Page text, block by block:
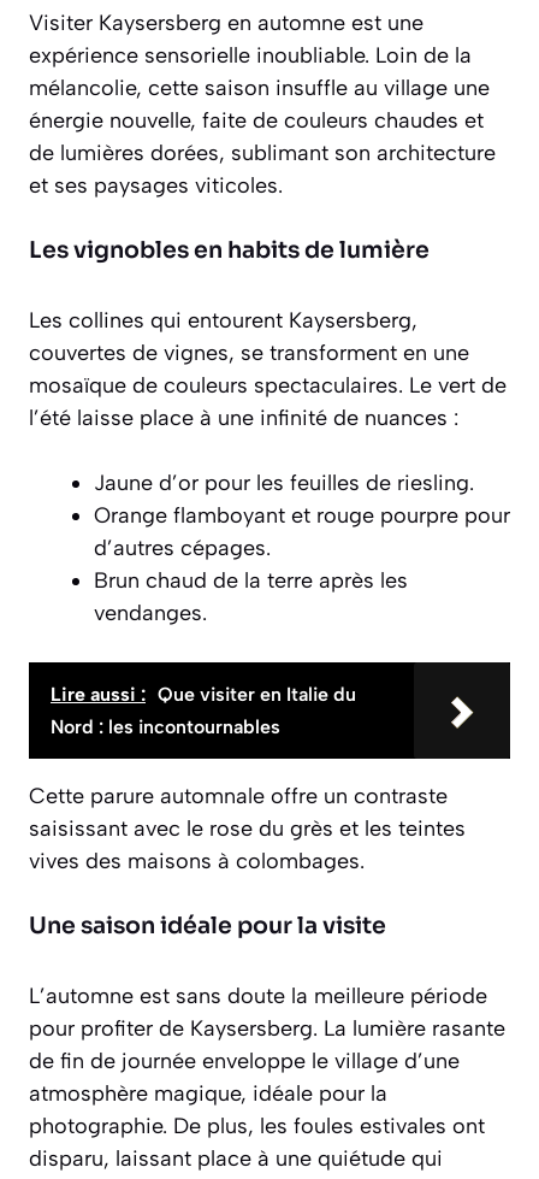
Visiter Kaysersberg en automne est une
expérience sensorielle inoubliable. Loin de la
mélancolie, cette saison insuffle au village une
énergie nouvelle, faite de couleurs chaudes et
de lumières dorées, sublimant son architecture
et ses paysages viticoles.
Les vignobles en habits de lumière
Les collines qui entourent Kaysersberg,
couvertes de vignes, se transforment en une
mosaïque de couleurs spectaculaires. Le vert de
l’été laisse place à une infinité de nuances :
Jaune d’or pour les feuilles de riesling.
Orange flamboyant et rouge pourpre pour
d’autres cépages.
Brun chaud de la terre après les
vendanges.
Lire aussi : Que visiter en Italie du
Nord : les incontournables
Cette parure automnale offre un contraste
saisissant avec le rose du grès et les teintes
vives des maisons à colombages.
Une saison idéale pour la visite
L’automne est sans doute la meilleure période
pour profiter de Kaysersberg. La lumière rasante
de fin de journée enveloppe le village d’une
atmosphère magique, idéale pour la
photographie. De plus, les foules estivales ont
disparu, laissant place à une quiétude qui